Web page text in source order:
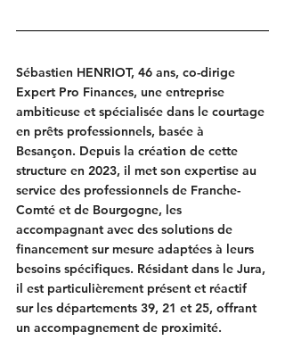
Sébastien HENRIOT, 46 ans, co-dirige
Expert Pro Finances, une entreprise
ambitieuse et spécialisée dans le courtage
en prêts professionnels, basée à
Besançon. Depuis la création de cette
structure en 2023, il met son expertise au
service des professionnels de Franche-
Comté et de Bourgogne, les
accompagnant avec des solutions de
financement sur mesure adaptées à leurs
besoins spécifiques. Résidant dans le Jura,
il est particulièrement présent et réactif
sur les départements 39, 21 et 25, offrant
un accompagnement de proximité.